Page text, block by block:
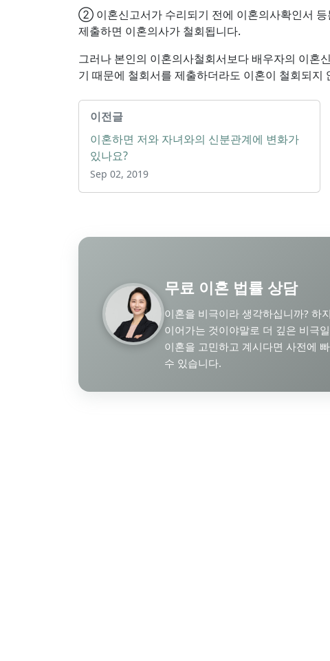
② 이혼신고서가 수리되기 전에 이혼의사확인서 등
제출하면 이혼의사가 철회됩니다.
그러나 본인의 이혼의사철회서보다 배우자의 이혼
기 때문에 철회서를 제출하더라도 이혼이 철회되지
이전글
이혼하면 저와 자녀와의 신분관계에 변화가
있나요?
Sep 02, 2019
무료 이혼 법률 상담
이혼을 비극이라 생각하십니까? 하
이어가는 것이야말로 더 깊은 비극
이혼을 고민하고 계시다면 사전에
수 있습니다.